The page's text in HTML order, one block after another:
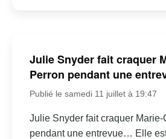
Julie Snyder fait craquer
Perron pendant une
Publié le samedi 11 juillet à 19:47
Julie Snyder fait craquer
pendant une entrevue… Elle